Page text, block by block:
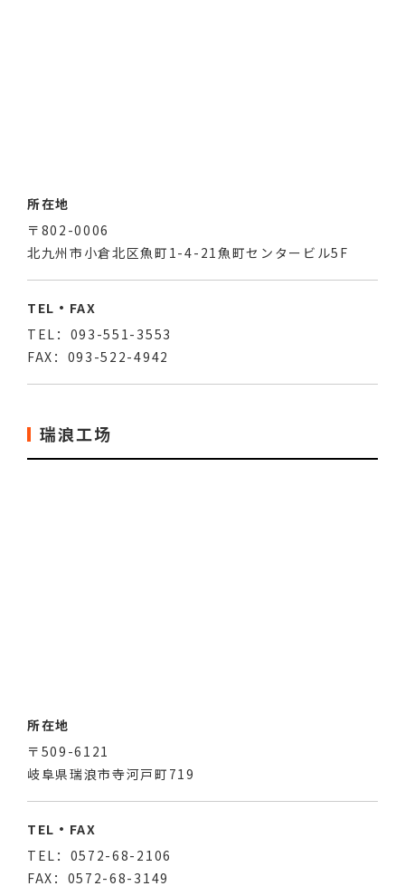
所在地
〒802-0006
北九州市小倉北区魚町1-4-21魚町センタービル5F
TEL・FAX
TEL：093-551-3553
FAX：093-522-4942
瑞浪工场
所在地
〒509-6121
岐阜県瑞浪市寺河戸町719
TEL・FAX
TEL：0572-68-2106
FAX：0572-68-3149